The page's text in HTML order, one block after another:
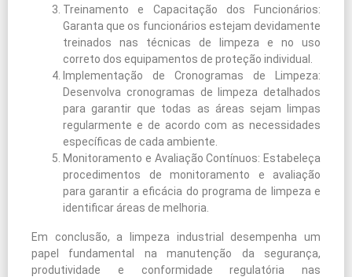
Treinamento e Capacitação dos Funcionários:
Garanta que os funcionários estejam devidamente
treinados nas técnicas de limpeza e no uso
correto dos equipamentos de proteção individual.
Implementação de Cronogramas de Limpeza:
Desenvolva cronogramas de limpeza detalhados
para garantir que todas as áreas sejam limpas
regularmente e de acordo com as necessidades
específicas de cada ambiente.
Monitoramento e Avaliação Contínuos: Estabeleça
procedimentos de monitoramento e avaliação
para garantir a eficácia do programa de limpeza e
identificar áreas de melhoria.
Em conclusão, a limpeza industrial desempenha um
papel fundamental na manutenção da segurança,
produtividade e conformidade regulatória nas